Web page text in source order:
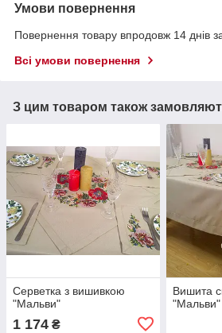
Умови повернення
Повернення товару впродовж 14 днів
Всі умови повернення
З цим товаром також
Серветка з вишивкою
"Мальви"
1 174 ₴
Вишита
"Мальви"